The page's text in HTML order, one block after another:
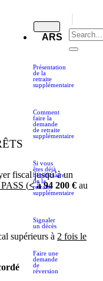
ARS
Présentation
de la
retraite
supplémentaire
Comment
faire la
demande
de retraite
supplémentaire
Si vous
êtes déjà
bénéficiaire
de la
retraite
supplémentaire
Signaler
un décès
Faire une
demande
de
réversion
fiscal jusqu’à un
(<à 94 200 € au
supérieurs à 2 fois le